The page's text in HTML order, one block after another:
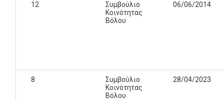
12
Συμβούλιο
Κοινότητας
Βόλου
06/06/2014
8
Συμβούλιο
Κοινότητας
Βόλου
28/04/2023